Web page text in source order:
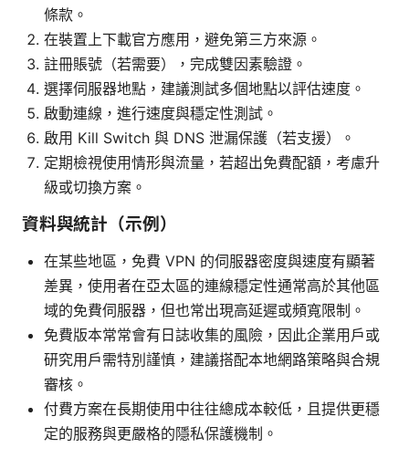
條款。
在裝置上下載官方應用，避免第三方來源。
註冊賬號（若需要），完成雙因素驗證。
選擇伺服器地點，建議測試多個地點以評估速度。
啟動連線，進行速度與穩定性測試。
啟用 Kill Switch 與 DNS 泄漏保護（若支援）。
定期檢視使用情形與流量，若超出免費配額，考慮升
級或切換方案。
資料與統計（示例）
在某些地區，免費 VPN 的伺服器密度與速度有顯著
差異，使用者在亞太區的連線穩定性通常高於其他區
域的免費伺服器，但也常出現高延遲或頻寬限制。
免費版本常常會有日誌收集的風險，因此企業用戶或
研究用戶需特別謹慎，建議搭配本地網路策略與合規
審核。
付費方案在長期使用中往往總成本較低，且提供更穩
定的服務與更嚴格的隱私保護機制。